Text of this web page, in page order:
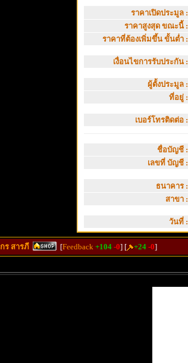
ราคาเปิดประมูล :
ราคาสูงสุด ขณะนี้ :
ราคาที่ต้องเพิ่มขึ้น ขั้นต่ำ :
เงื่อนไขการรับประกัน :
ผู้ตั้งประมูล :
ที่อยู่ :
เบอร์โทรติดต่อ :
ชื่อบัญชี :
เลขที่ บัญชี :
ธนาคาร :
สาขา :
วันที่ :
กร สารภี [Feedback +104 -0] [ +24 -0]